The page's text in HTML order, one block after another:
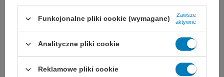
Incidin Pro
OSS sp. z o.o. - Magazyn 001
Dostępny
Funkcjonalne pliki cookie (wymagane)
Zawsze
aktywne
Analityczne pliki cookie
Reklamowe pliki cookie